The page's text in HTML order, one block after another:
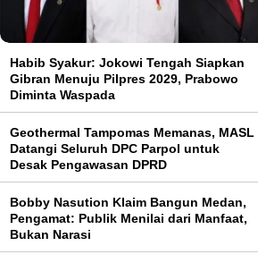
Habib Syakur: Jokowi Tengah Siapkan
Gibran Menuju Pilpres 2029, Prabowo
Diminta Waspada
Geothermal Tampomas Memanas, MASL
Datangi Seluruh DPC Parpol untuk
Desak Pengawasan DPRD
Bobby Nasution Klaim Bangun Medan,
Pengamat: Publik Menilai dari Manfaat,
Bukan Narasi